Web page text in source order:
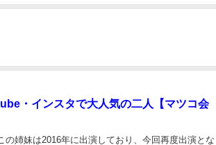
・インスタで大人気の二人【マツコ会
の姉妹は2016年に出演しており、今回再度出演とな